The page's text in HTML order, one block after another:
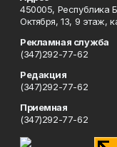
450005, Республика
Октября, 13, 9 этаж,
Рекламная служба
(347)292-77-62
Редакция
(347)292-77-62
Приемная
(347)292-77-62